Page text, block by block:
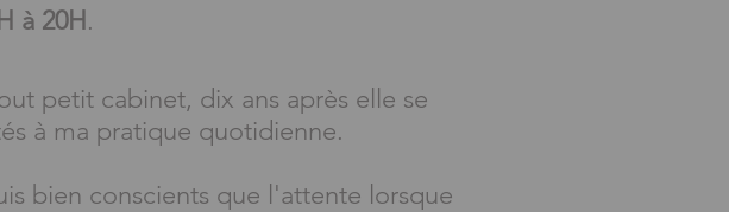
à 20H .
petit cabinet, dix ans après elle se
à ma pratique quotidienne.
bien conscients que l'attente lorsque